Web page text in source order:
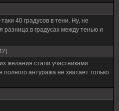
40 градусов в тени. Ну, не
разница в градусах между тенью и
желания стали участниками
антуража не хватает только